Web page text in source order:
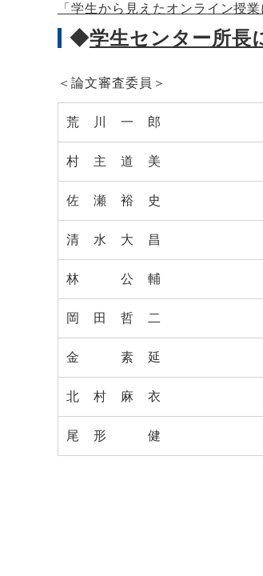
「学生から見えたオンライン授
◆学生センター所長
＜論文審査委員＞
荒 川 一 郎
村 主 道 美
佐 瀬 裕 史
清 水 大 昌
林 公 輔
岡 田 哲 二
金 素 延
北 村 麻 衣
尾 形 健